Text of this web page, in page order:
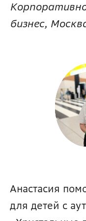
бизнес,
Анастасия
для детей с